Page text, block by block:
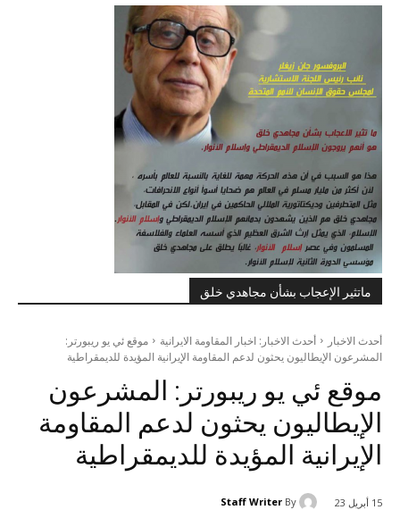
ماتثير الإعجاب بشأن مجاهدي خلق
أحدث الاخبار أحدث الاخبار: اخبار المقاومة الايرانية
موقع ئي يو ريبورتر:
المشرعون الإيطاليون يحثون لدعم المقاومة الإيرانية المؤيدة للديمقراطية
موقع ئي يو ريبورتر: المشرعون
الإيطاليون يحثون لدعم المقاومة
الإيرانية المؤيدة للديمقراطية
15 أبريل 23 By
Staff Writer